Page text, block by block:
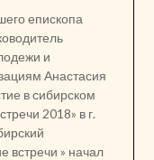
епископа
и
Анастасия
в сибирском
2018» в г.
» начал